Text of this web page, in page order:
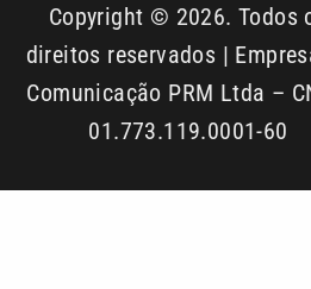
Copyright © 2026. Todos
direitos reservados |
Comunicação PRM Ltda –
01.773.119.0001-60